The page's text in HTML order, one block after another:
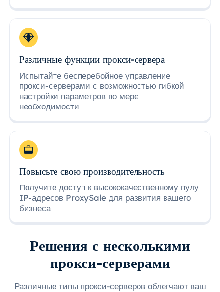
Различные функции прокси-сервера
Испытайте бесперебойное управление
прокси-серверами с возможностью гибкой
настройки параметров по мере
необходимости
Повысьте свою производительность
Получите доступ к высококачественному пулу
IP-адресов ProxySale для развития вашего
бизнеса
Решения с несколькими
прокси-серверами
Различные типы прокси-серверов облегчают ваш